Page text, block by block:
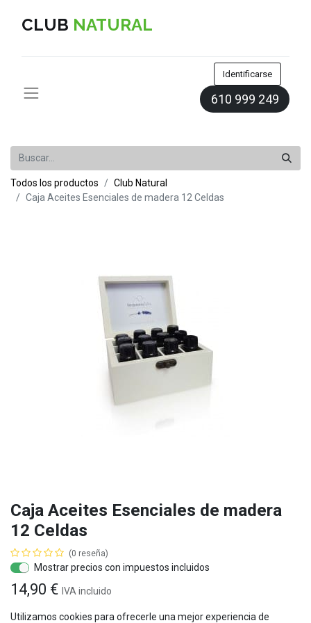
CLUB NATURAL
Identificarse
610 999 249
Todos los productos
Club Natural
Caja Aceites Esenciales de madera 12 Celdas
Caja Aceites Esenciales de madera
12 Celdas
(0 reseña)
Mostrar precios con impuestos incluidos
14,90 € IVA incluido
Utilizamos cookies para ofrecerle una mejor experiencia de